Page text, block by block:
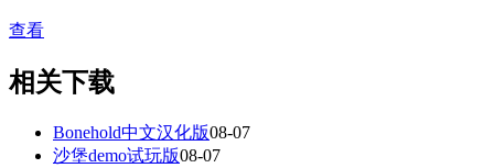
查看
相关下载
Bonehold中文汉化版08-07
沙堡demo试玩版08-07